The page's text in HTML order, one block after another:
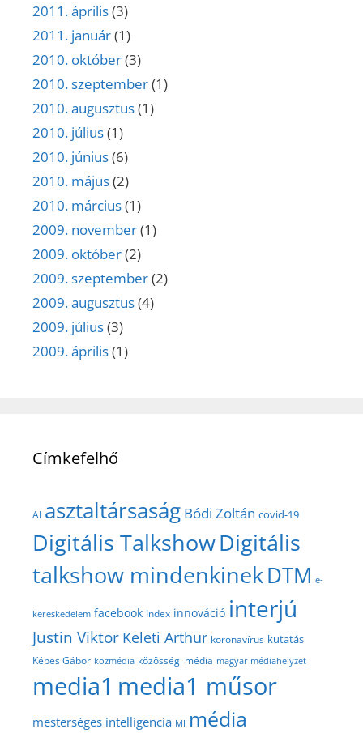
2011. április(3)
2011. január(1)
2010. október(3)
2010. szeptember(1)
2010. augusztus(1)
2010. július(1)
2010. június(6)
2010. május(2)
2010. március(1)
2009. november(1)
2009. október(2)
2009. szeptember(2)
2009. augusztus(4)
2009. július(3)
2009. április(1)
Címkefelhő
AI asztaltársaság Bódi Zoltán covid-19
Digitális TalkshowDigitális
talkshow mindenkinekDTM e-
kereskedelem facebook Index innováció interjú
Justin Viktor Keleti Arthur koronavírus kutatás
Képes Gábor közmédia közösségi média magyar médiahelyzet
media1 media1 műsor
mesterséges intelligencia MI média